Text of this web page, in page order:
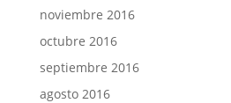
noviembre 2016
octubre 2016
septiembre 2016
agosto 2016